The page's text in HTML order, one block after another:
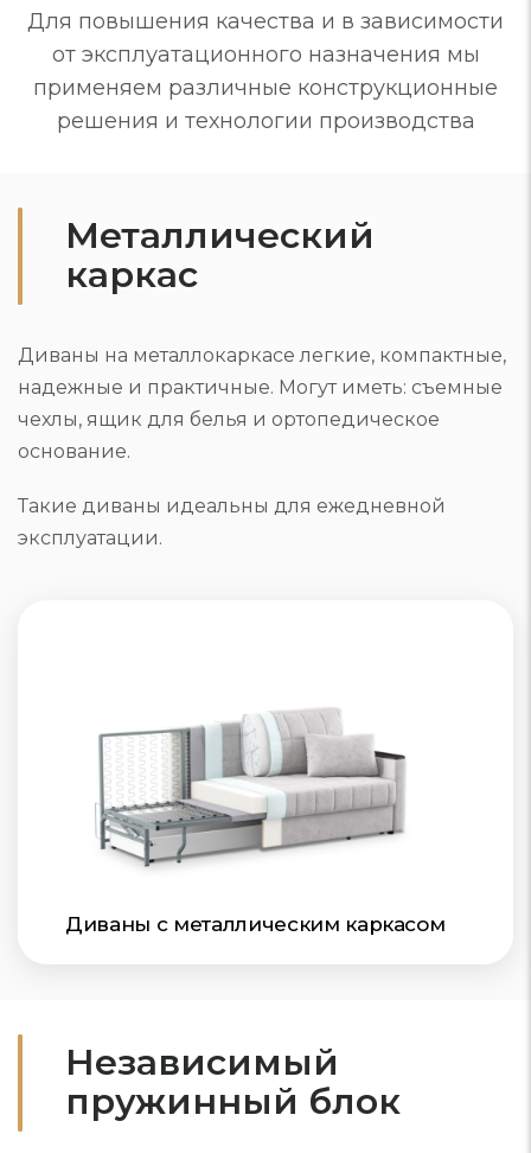
Для повышения качества и в зависимости
от эксплуатационного назначения мы
применяем различные конструкционные
решения и технологии производства
Металлический
каркас
Диваны на металлокаркасе легкие, компактные,
надежные и практичные. Могут иметь: съемные
чехлы, ящик для белья и ортопедическое
основание.
Такие диваны идеальны для ежедневной
эксплуатации.
Диваны с металлическим каркасом
Независимый
пружинный блок